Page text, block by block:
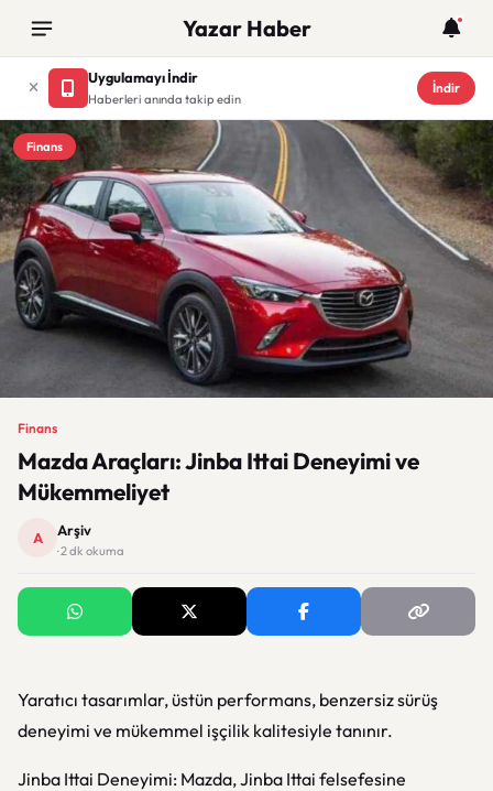
Yazar Haber
Uygulamayı İndir
Haberleri anında takip edin
İndir
Finans
Finans
Mazda Araçları: Jinba Ittai Deneyimi ve
Mükemmeliyet
A Arşiv
· 2 dk okuma
Yaratıcı tasarımlar, üstün performans, benzersiz sürüş
deneyimi ve mükemmel işçilik kalitesiyle tanınır.
Jinba Ittai Deneyimi: Mazda, Jinba Ittai felsefesine